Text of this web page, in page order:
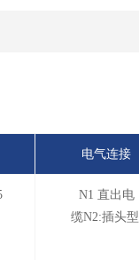
电气连接
N1 直出电
缆N2:插头型